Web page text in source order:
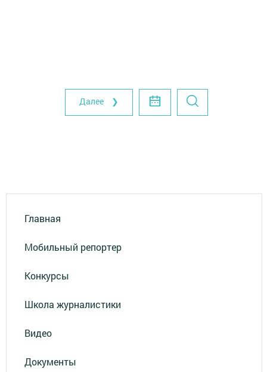
Далее ❯
Главная
Мобильный репортер
Конкурсы
Школа журналистики
Видео
Документы